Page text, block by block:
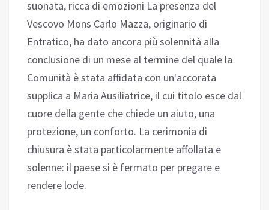
suonata, ricca di emozioni La presenza del
Vescovo Mons Carlo Mazza, originario di
Entratico, ha dato ancora più solennità alla
conclusione di un mese al termine del quale la
Comunità è stata affidata con un'accorata
supplica a Maria Ausiliatrice, il cui titolo esce dal
cuore della gente che chiede un aiuto, una
protezione, un conforto. La cerimonia di
chiusura è stata particolarmente affollata e
solenne: il paese si è fermato per pregare e
rendere lode.